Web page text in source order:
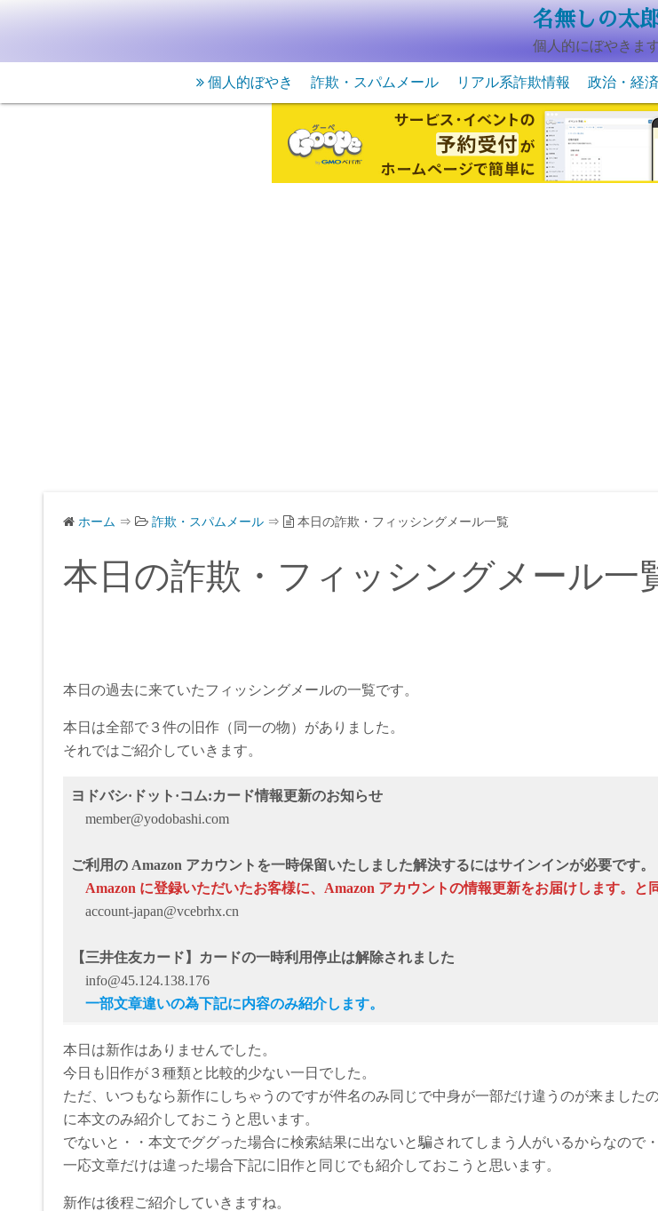
名無しの太
個人的にぼやきま
個人的ぼやき 詐欺・スパムメール リアル系詐欺情報 政治・経済
ホーム ⇒ 詐欺・スパムメール ⇒ 本日の詐欺・フィッシングメール一覧
本日の詐欺・フィッシングメール一
本日の過去に来ていたフィッシングメールの一覧です。
本日は全部で３件の旧作（同一の物）がありました。
それではご紹介していきます。
ヨドバシ·ドット·コム:カード情報更新のお知らせ
member@yodobashi.com
ご利用の Amazon アカウントを一時保留いたしました解決するにはサインインが必要です。
Аmazon に登録いただいたお客様に、Аmazon アカウントの情報更新をお届けします。と
account-japan@vcebrhx.cn
【三井住友カード】カードの一時利用停止は解除されました
info@45.124.138.176
一部文章違いの為下記に内容のみ紹介します。
本日は新作はありませんでした。
今日も旧作が３種類と比較的少ない一日でした。
ただ、いつもなら新作にしちゃうのですが件名のみ同じで中身が一部だけ違うのが来ました
に本文のみ紹介しておこうと思います。
でないと・・本文でググった場合に検索結果に出ないと騙されてしまう人がいるからなので・
一応文章だけは違った場合下記に旧作と同じでも紹介しておこうと思います。
新作は後程ご紹介していきますね。